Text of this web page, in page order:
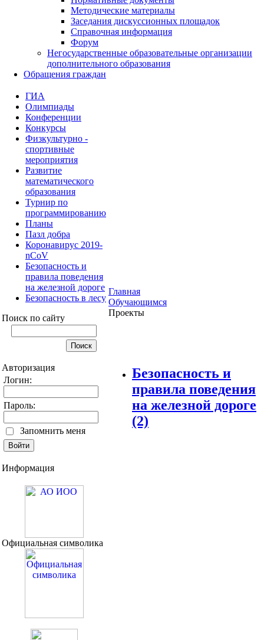
Методические материалы
Заседания дискуссионных площадок
Справочная информация
Форум
Негосударственные образовательные организации
дополнительного образования
Обращения граждан
ГИА
Олимпиады
Конференции
Конкурсы
Физкультурно -
спортивные
мероприятия
Развитие
математического
образования
Турнир по
программированию
Планы
Пазл добра
Коронавирус 2019-
nCoV
Безопасность и
правила поведения
на железной дороге
Безопасность в лесу
Поиск по сайту
Авторизация
Логин:
Пароль:
Запомнить меня
Информация
Официальная символика
Главная
Обучающимся
Проекты
Безопасность и
правила поведения
на железной дороге
(2)